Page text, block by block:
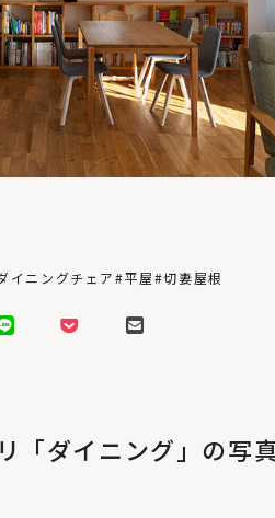
イニングチェア#平屋#切妻屋根
「ダイニング」の写